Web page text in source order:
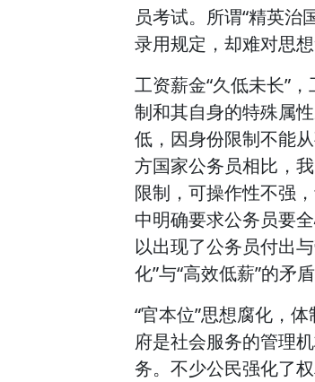
员考试。所谓“精英治
录用规定，却难对思
工资薪金“久低未长”
制和其自身的特殊属
低，因身份限制不能
方国家公务员相比，
限制，可操作性不强
中明确要求公务员要
以出现了公务员付出
化”与“高效低薪”的矛
“官本位”思想腐化，
府是社会服务的管理
务。不少公民强化了